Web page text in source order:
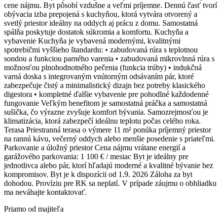
cene nájmu. Byt pôsobí vzdušne a veľmi príjemne. Dennú časť tvorí
obývacia izba prepojená s kuchyňou, ktorá vytvára otvorený a
svetlý priestor ideálny na oddych aj prácu z domu. Samostatná
spálňa poskytuje dostatok súkromia a komfortu. Kuchyňa a
vybavenie Kuchyňa je vybavená modernými, kvalitnými
spotrebičmi vyššieho štandardu: • zabudovaná rúra s teplotnou
sondou a funkciou parného varenia • zabudovaná mikrovlnná rúra s
možnosťou plnohodnotného pečenia (funkcia trúby) • indukčná
varná doska s integrovaným vnútorným odsávaním pár, ktoré
zabezpečuje čistý a minimalistický dizajn bez potreby klasického
digestora • kompletné ďalšie vybavenie pre pohodlné každodenné
fungovanie Veľkým benefitom je samostatná práčka a samostatná
sušička, čo výrazne zvyšuje komfort bývania. Samozrejmosťou je
klimatizácia, ktorá zabezpečí ideálnu teplotu počas celého roka.
Terasa Priestranná terasa o výmere 11 m² ponúka príjemný priestor
na rannú kávu, večerný oddych alebo menšie posedenie s priateľmi.
Parkovanie a úložný priestor Cena nájmu vrátane energií a
garážového parkovania: 1 100 € / mesiac Byt je ideálny pre
jednotlivca alebo pár, ktorí hľadajú moderné a kvalitné bývanie bez
kompromisov. Byt je k dispozícii od 1.9. 2026 Záloha za byt
dohodou. Províziu pre RK sa neplatí. V prípade záujmu o obhliadku
ma neváhajte kontaktovať.
Priamo od majiteľa